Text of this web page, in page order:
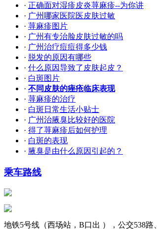
· 正确面对湿疹皮炎荨麻疹--为你讲
· 广州哪家医院医皮肤过敏
· 荨麻疹图片
· 广州有专治脸皮肤过敏的吗
· 广州治疗痘痘得多少钱
· 脱发的原因有哪些
· 什么原因导致了皮肤起皮？
· 白斑图片
· 不同皮肤的痤疮临床表现
· 荨麻疹的治疗
· 白斑日常生活小贴士
· 广州治腋臭比较好的医院
· 得了荨麻疹后如何护理
· 白斑的表现
· 腋臭是由什么原因引起的？
乘车路线
地铁5号线（西场站，B口出 ），公交538路